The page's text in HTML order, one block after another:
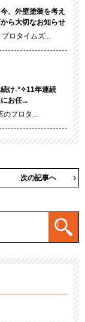
、外壁塗装を考え
ら大切なお知らせ
ロタイムズ...
け˖°✧11年連続
お任...
のプロタ...
次の記事へ